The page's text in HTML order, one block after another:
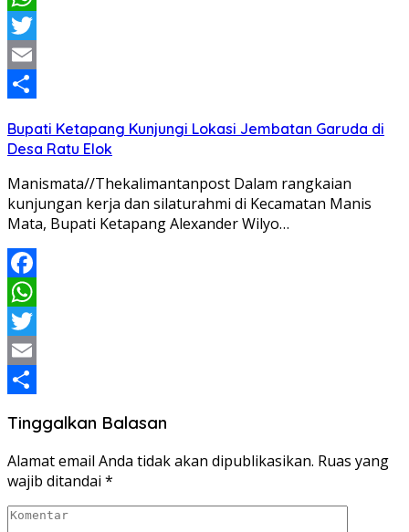
WhatsApp
Twitter
Email
Bupati Ketapang Kunjungi Lokasi Jembatan Garuda di
Desa Ratu Elok
Manismata//Thekalimantanpost Dalam rangkaian
kunjungan kerja dan silaturahmi di Kecamatan Manis
Mata, Bupati Ketapang Alexander Wilyo…
Facebook
WhatsApp
Twitter
Email
Tinggalkan Balasan
Alamat email Anda tidak akan dipublikasikan. Ruas yang
wajib ditandai *